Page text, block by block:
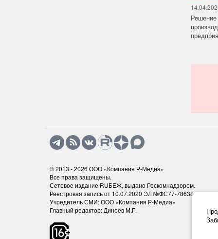
Решение
© 2013 - 2026 ООО «Компания Р-Медиа»
Все права защищены.
Сетевое издание RUБЕЖ, выдано Роскомнадзором.
Реестровая запись от 10.07.2020 ЭЛ №ФС77-78638
Учредитель СМИ: ООО «Компания Р-Медиа»
Главный редактор: Динеев М.Г.